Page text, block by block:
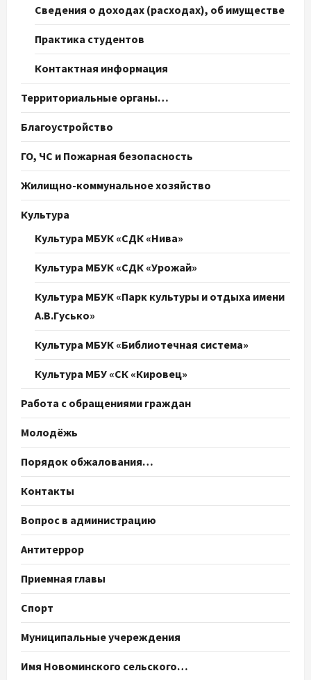
Сведения о доходах (расходах), об имуществе
Практика студентов
Контактная информация
Территориальные органы…
Благоустройство
ГО, ЧС и Пожарная безопасность
Жилищно-коммунальное хозяйство
Культура
Культура МБУК «СДК «Нива»
Культура МБУК «СДК «Урожай»
Культура МБУК «Парк культуры и отдыха имени
А.В.Гусько»
Культура МБУК «Библиотечная система»
Культура МБУ «СК «Кировец»
Работа с обращениями граждан
Молодёжь
Порядок обжалования…
Контакты
Вопрос в администрацию
Антитеррор
Приемная главы
Спорт
Муниципальные учереждения
Имя Новоминского сельского…